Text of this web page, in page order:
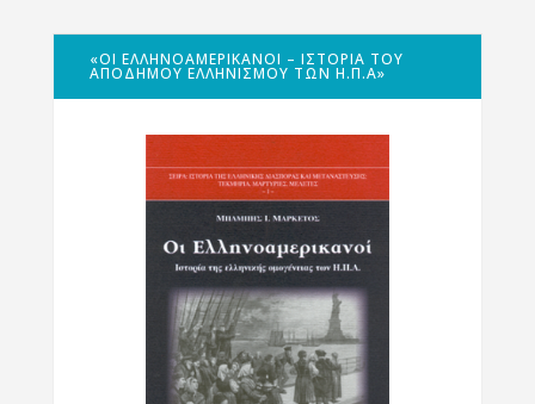
«ΟΙ ΕΛΛΗΝΟΑΜΕΡΙΚΑΝΟΊ – ΙΣΤΟΡΊΑ ΤΟΥ
ΑΠΌΔΗΜΟΥ ΕΛΛΗΝΙΣΜΟΎ ΤΩΝ Η.Π.Α»